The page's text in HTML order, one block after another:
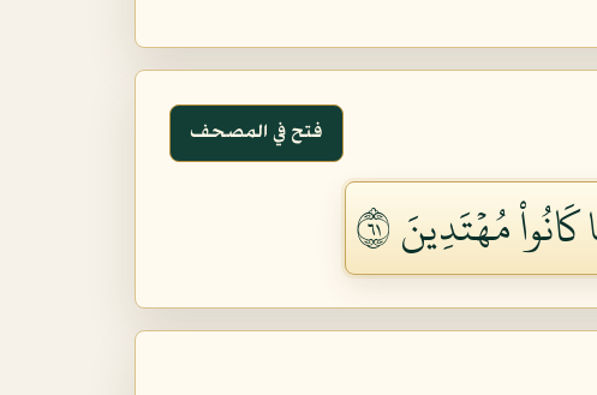
فتح في المصحف
مُهۡتَدِينَ ١٦